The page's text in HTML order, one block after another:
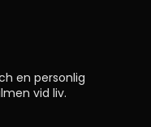
en personlig
vid liv.